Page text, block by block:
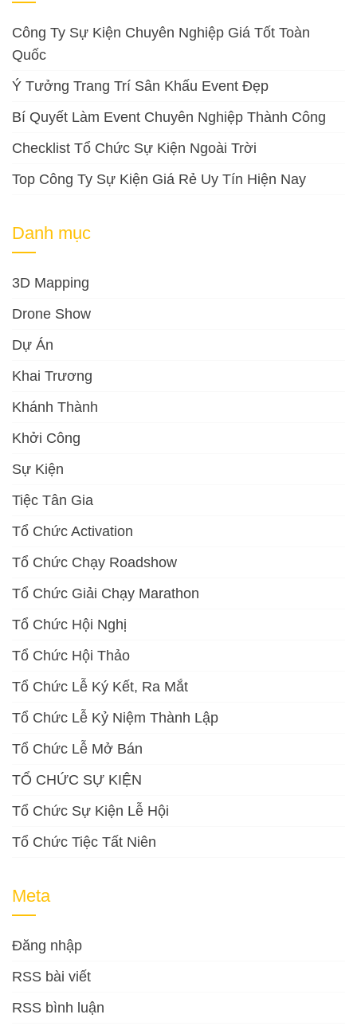
Công Ty Sự Kiện Chuyên Nghiệp Giá Tốt Toàn
Quốc
Ý Tưởng Trang Trí Sân Khấu Event Đẹp
Bí Quyết Làm Event Chuyên Nghiệp Thành Công
Checklist Tổ Chức Sự Kiện Ngoài Trời
Top Công Ty Sự Kiện Giá Rẻ Uy Tín Hiện Nay
Danh mục
3D Mapping
Drone Show
Dự Án
Khai Trương
Khánh Thành
Khởi Công
Sự Kiện
Tiệc Tân Gia
Tổ Chức Activation
Tổ Chức Chạy Roadshow
Tổ Chức Giải Chạy Marathon
Tổ Chức Hội Nghị
Tổ Chức Hội Thảo
Tổ Chức Lễ Ký Kết, Ra Mắt
Tổ Chức Lễ Kỷ Niệm Thành Lập
Tổ Chức Lễ Mở Bán
TỔ CHỨC SỰ KIỆN
Tổ Chức Sự Kiện Lễ Hội
Tổ Chức Tiệc Tất Niên
Meta
Đăng nhập
RSS bài viết
RSS bình luận